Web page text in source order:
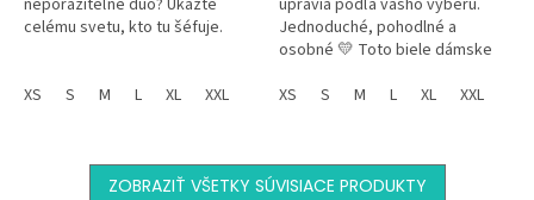
neporaziteľné duo? Ukážte
celému svetu, kto tu šéfuje.
kamošiek a nápisom...
XS S M L XL XXL
upravia podľa vášho výberu.
Jednoduché, pohodlné a
osobné 💛 Toto biele dámske
výrazným "Girl power"
XS S M L XL XXL
ZOBRAZIŤ VŠETKY SÚVISIACE PRODUKTY